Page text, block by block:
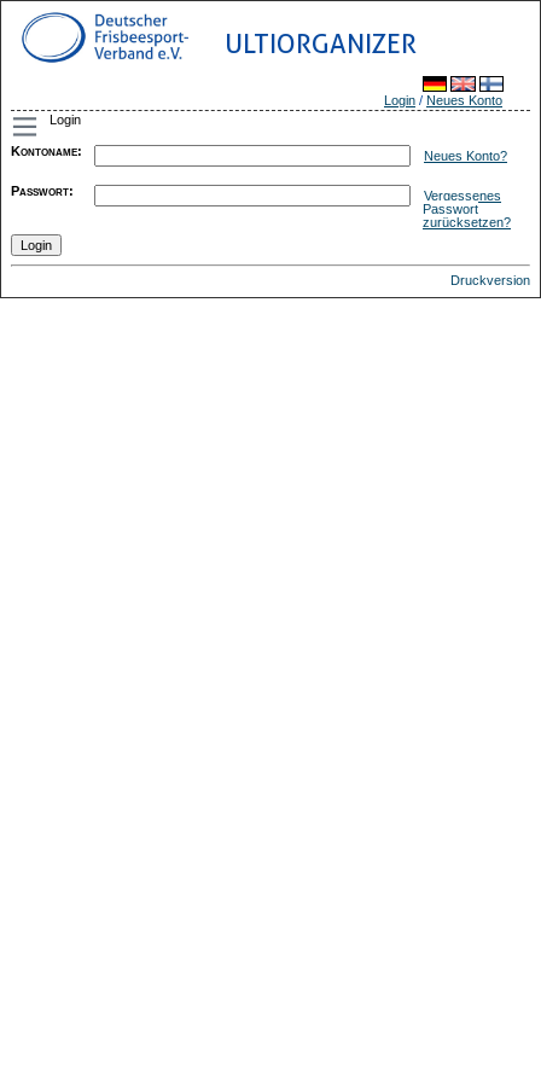
ULTIORGANIZER
Login / Neues Konto
Login
Kontoname: Neues Konto?
Passwort:
Vergessenes
Passwort
zurücksetzen?
Druckversion